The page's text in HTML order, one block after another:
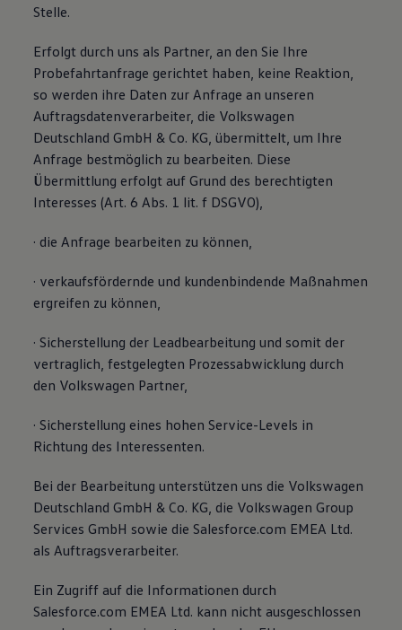
Stelle.
Erfolgt durch uns als Partner, an den Sie Ihre
Probefahrtanfrage gerichtet haben, keine Reaktion,
so werden ihre Daten zur Anfrage an unseren
Auftragsdatenverarbeiter, die Volkswagen
Deutschland GmbH & Co. KG, übermittelt, um Ihre
Anfrage bestmöglich zu bearbeiten. Diese
Übermittlung erfolgt auf Grund des berechtigten
Interesses (Art. 6 Abs. 1 lit. f DSGVO),
· die Anfrage bearbeiten zu können,
· verkaufsfördernde und kundenbindende Maßnahmen
ergreifen zu können,
· Sicherstellung der Leadbearbeitung und somit der
vertraglich, festgelegten Prozessabwicklung durch
den Volkswagen Partner,
· Sicherstellung eines hohen Service-Levels in
Richtung des Interessenten.
Bei der Bearbeitung unterstützen uns die Volkswagen
Deutschland GmbH & Co. KG, die Volkswagen Group
Services GmbH sowie die Salesforce.com EMEA Ltd.
als Auftragsverarbeiter.
Ein Zugriff auf die Informationen durch
Salesforce.com EMEA Ltd. kann nicht ausgeschlossen